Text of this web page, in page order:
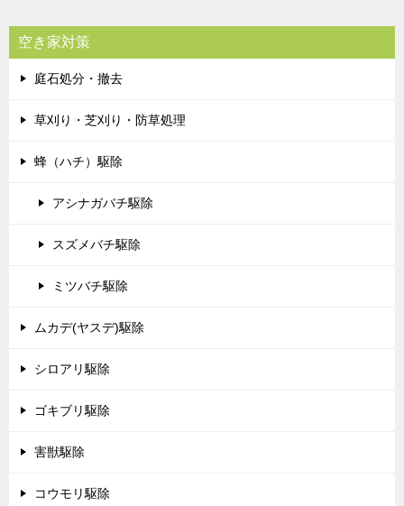
空き家対策
庭石処分・撤去
草刈り・芝刈り・防草処理
蜂（ハチ）駆除
アシナガバチ駆除
スズメバチ駆除
ミツバチ駆除
ムカデ(ヤスデ)駆除
シロアリ駆除
ゴキブリ駆除
害獣駆除
コウモリ駆除